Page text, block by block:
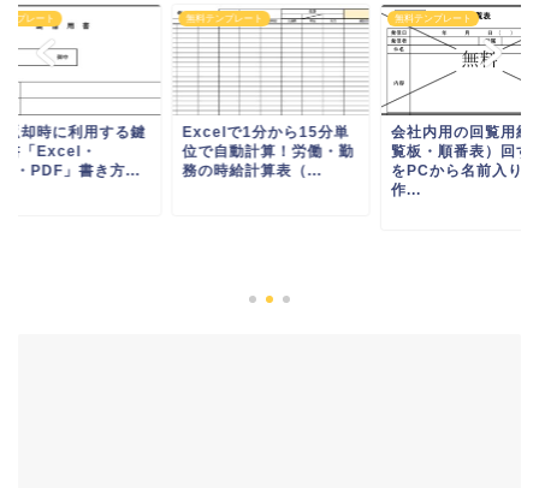
ンプレート
返却時に利用する鍵
書「Excel・
・PDF」書き方...
無料テンプレート
Excelで1分から15分単
位で自動計算！労働・勤
務の時給計算表（...
無料テンプレート
会社内用の回覧用紙
覧板・順番表）回す
をPCから名前入りで
作...